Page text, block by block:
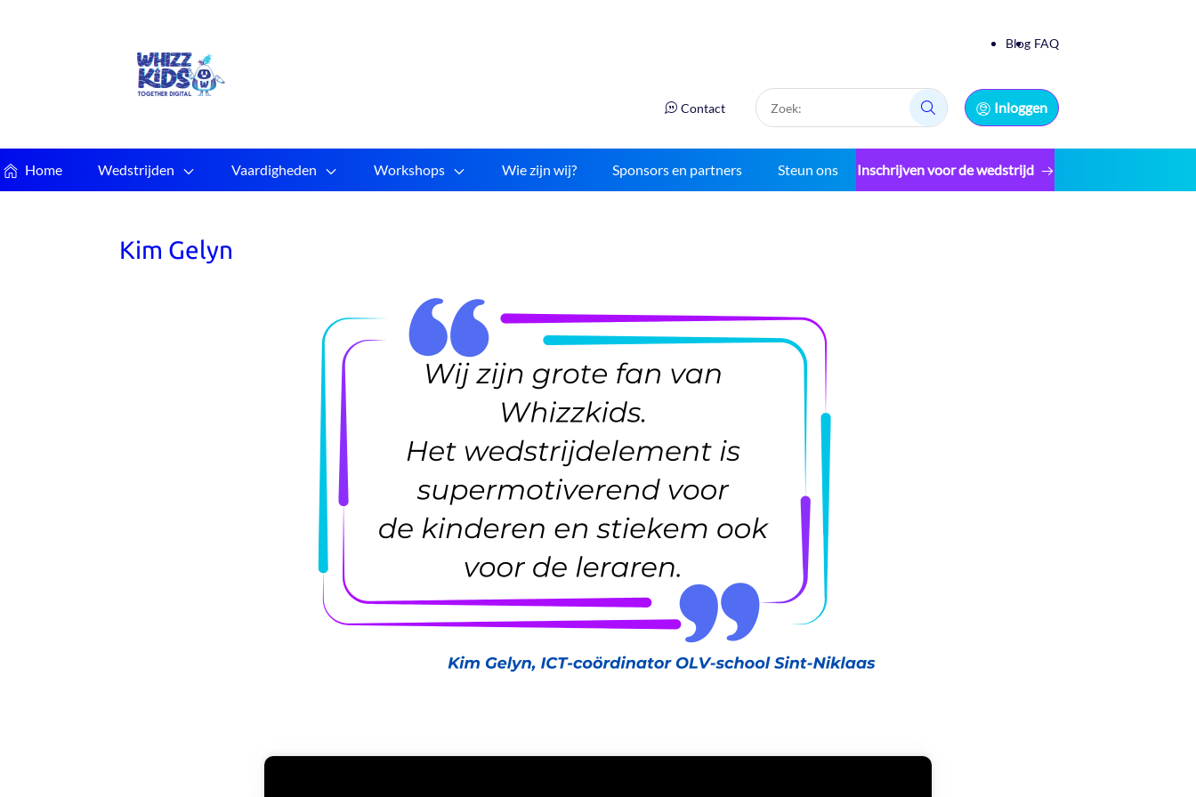
Blog FAQ
Contact
Zoek:
Zoek:
Inloggen
Home Wedstrijden Vaardigheden Workshops Wie zijn wij? Sponsors en partners Steun ons Inschrijven voor de wedstrijd
Kim Gelyn